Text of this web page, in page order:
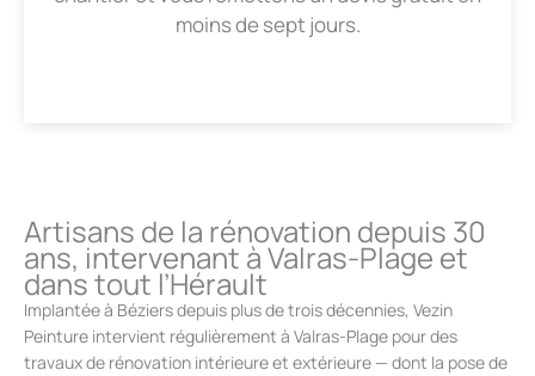
moins de sept jours.
Artisans de la rénovation depuis 30
ans, intervenant à Valras-Plage et
dans tout l’Hérault
Implantée à Béziers depuis plus de trois décennies, Vezin
Peinture intervient régulièrement à Valras-Plage pour des
travaux de rénovation intérieure et extérieure — dont la pose de